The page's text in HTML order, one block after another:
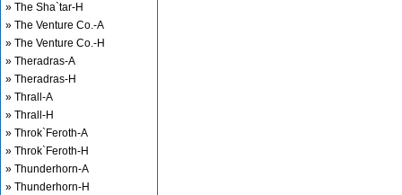
» The Sha`tar-H
» The Venture Co.-A
» The Venture Co.-H
» Theradras-A
» Theradras-H
» Thrall-A
» Thrall-H
» Throk`Feroth-A
» Throk`Feroth-H
» Thunderhorn-A
» Thunderhorn-H